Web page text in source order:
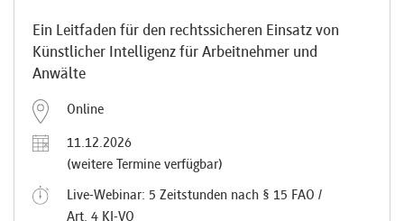
Ein Leitfaden für den rechtssicheren Einsatz von
Künstlicher Intelligenz für Arbeitnehmer und
Anwälte
Online
11.12.2026
(weitere Termine verfügbar)
Live-Webinar: 5 Zeitstunden nach § 15 FAO /
Art. 4 KI-VO